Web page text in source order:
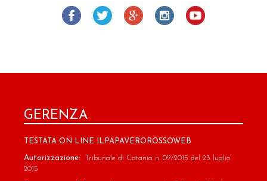
GERENZA
TESTATA ON LINE ILPAPAVEROROSSOWEB
Autorizzazione:
Tribunale di Catania n. 09/2015 del 23 luglio
2015